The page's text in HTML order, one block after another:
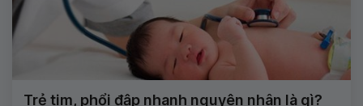
Trẻ tim, phổi đập nhanh nguyên nhân là gì?